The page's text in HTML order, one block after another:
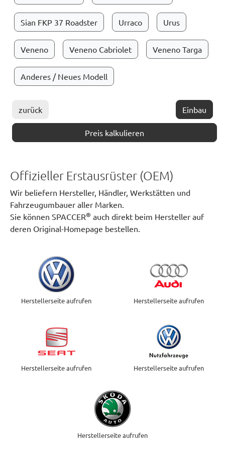
Sian FKP 37 Roadster Urraco Urus
Veneno Veneno Cabriolet Veneno Targa
Anderes / Neues Modell
zurück Einbau
Preis kalkulieren
Offizieller Erstausrüster (OEM)
Wir beliefern Hersteller, Händler, Werkstätten und
Fahrzeugumbauer aller Marken.
Sie können SPACCER® auch direkt beim Hersteller auf
deren Original-Homepage bestellen.
Herstellerseite aufrufen Herstellerseite aufrufen
Herstellerseite aufrufen Herstellerseite aufrufen
Herstellerseite aufrufen